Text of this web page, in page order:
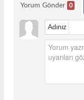
Yorum Gönder 0
Adınız